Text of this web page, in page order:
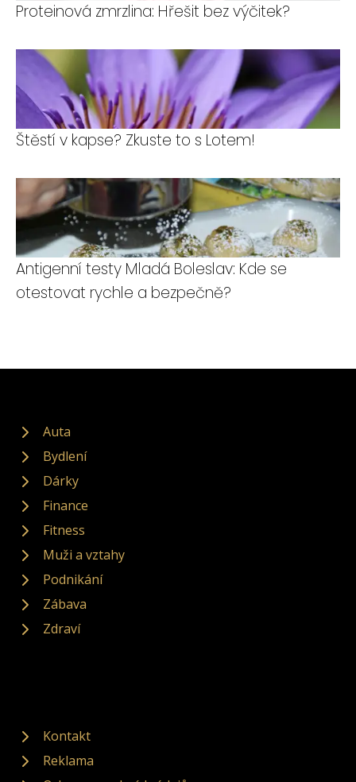
Proteinová zmrzlina: Hřešit bez výčitek?
Štěstí v kapse? Zkuste to s Lotem!
Antigenní testy Mladá Boleslav: Kde se
otestovat rychle a bezpečně?
Auta
Bydlení
Dárky
Finance
Fitness
Muži a vztahy
Podnikání
Zábava
Zdraví
Kontakt
Reklama